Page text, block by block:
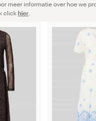
meer informatie over hoe we
clickhier.